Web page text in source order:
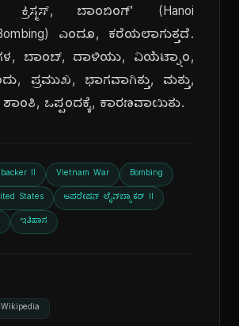
ಕ್ರಿಸ್ಮಸ್, ಬಾಂಬಿಂಗ್' (Hanoi
ಎಂದೂ, ಕರೆಯಲಾಗುತ್ತದೆ.
ಬಾಂಬ್, ದಾಳಿಯು, ವಿಯೆಟ್ನಾಂ,
ಪ್ರಮುಖ, ಭಾಗವಾಗಿತ್ತು, ಮತ್ತು,
ಒಪ್ಪಂದಕ್ಕೆ, ಕಾರಣವಾಯಿತು.
II Vietnam War Bombing
States ಆಪರೇಷನ್ ಲೈನ್‌ಬ್ಯಾಕರ್ II
ಇತಿಹಾಸ
Wikipedia